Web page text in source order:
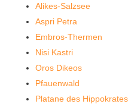
Alikes-Salzsee
Aspri Petra
Embros-Thermen
Nisi Kastri
Oros Dikeos
Pfauenwald
Platane des Hippokrates